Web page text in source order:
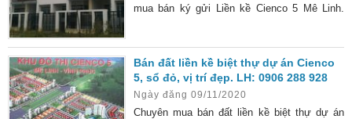
mua bán ký gửi Liền kề Cienco 5 Mê Linh.
Bán đất liền kề biệt thự dự án Cienco
5, sổ đỏ, vị trí đẹp. LH: 0906 288 928
Ngày đăng 09/11/2020
Chuyên mua bán đất liền kề biệt thự dự án